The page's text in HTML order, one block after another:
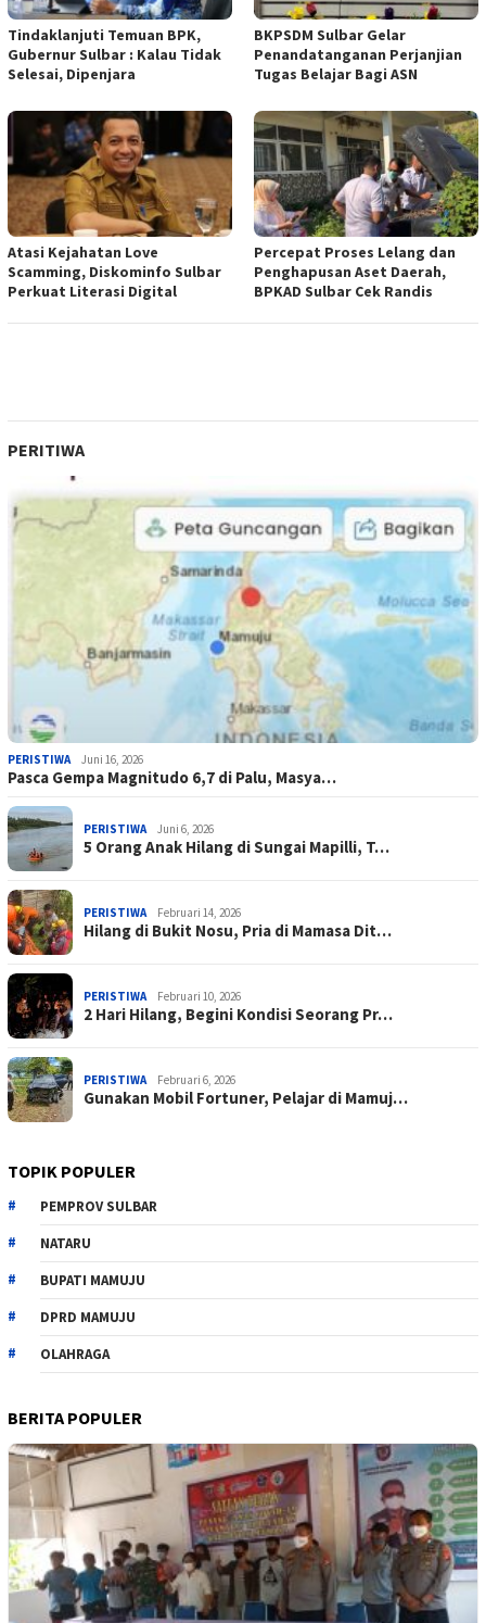
Tindaklanjuti Temuan BPK,
Gubernur Sulbar : Kalau Tidak
Selesai, Dipenjara
BKPSDM Sulbar Gelar
Penandatanganan Perjanjian
Tugas Belajar Bagi ASN
Atasi Kejahatan Love
Scamming, Diskominfo Sulbar
Perkuat Literasi Digital
Percepat Proses Lelang dan
Penghapusan Aset Daerah,
BPKAD Sulbar Cek Randis
PERITIWA
PERISTIWA Juni 16, 2026
Pasca Gempa Magnitudo 6,7 di Palu, Masya…
PERISTIWA Juni 6, 2026
5 Orang Anak Hilang di Sungai Mapilli, T…
PERISTIWA Februari 14, 2026
Hilang di Bukit Nosu, Pria di Mamasa Dit…
PERISTIWA Februari 10, 2026
2 Hari Hilang, Begini Kondisi Seorang Pr…
PERISTIWA Februari 6, 2026
Gunakan Mobil Fortuner, Pelajar di Mamuj…
TOPIK POPULER
PEMPROV SULBAR
NATARU
BUPATI MAMUJU
DPRD MAMUJU
OLAHRAGA
BERITA POPULER